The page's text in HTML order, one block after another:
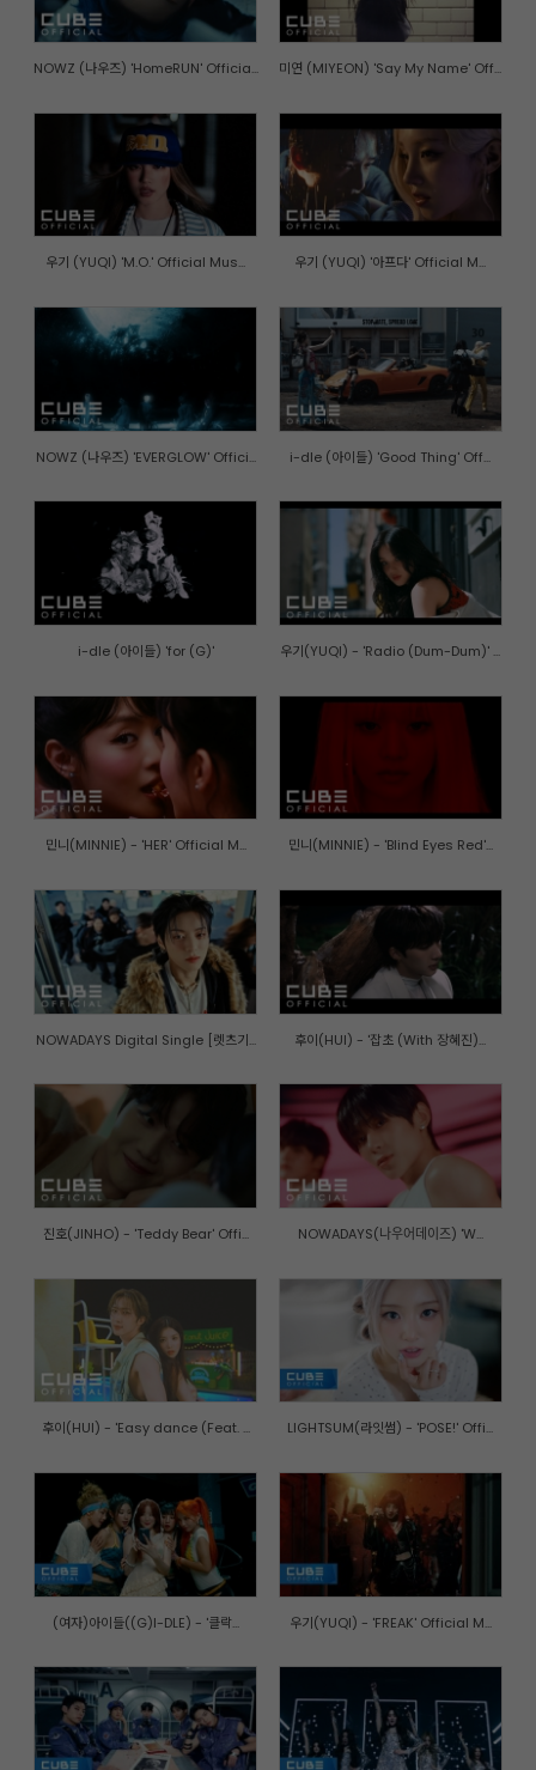
NOWZ (나우즈) 'HomeRUN' Officia... 미연 (MIYEON) 'Say My Name' Off...
우기 (YUQI) 'M.O.' Official Mus... 우기 (YUQI) '아프다' Official M...
NOWZ (나우즈) 'EVERGLOW' Offici... i-dle (아이들) 'Good Thing' Off...
i-dle (아이들) 'for (G)' 우기(YUQI) - 'Radio (Dum-Dum)' ...
민니(MINNIE) - 'HER' Official M... 민니(MINNIE) - 'Blind Eyes Red'...
NOWADAYS Digital Single [렛츠기... 후이(HUI) - '잡초 (With 장혜진)...
진호(JINHO) - 'Teddy Bear' Offi... NOWADAYS(나우어데이즈) 'W...
후이(HUI) - 'Easy dance (Feat. ... LIGHTSUM(라잇썸) - 'POSE!' Offi...
(여자)아이들((G)I-DLE) - '클락... 우기(YUQI) - 'FREAK' Official M...